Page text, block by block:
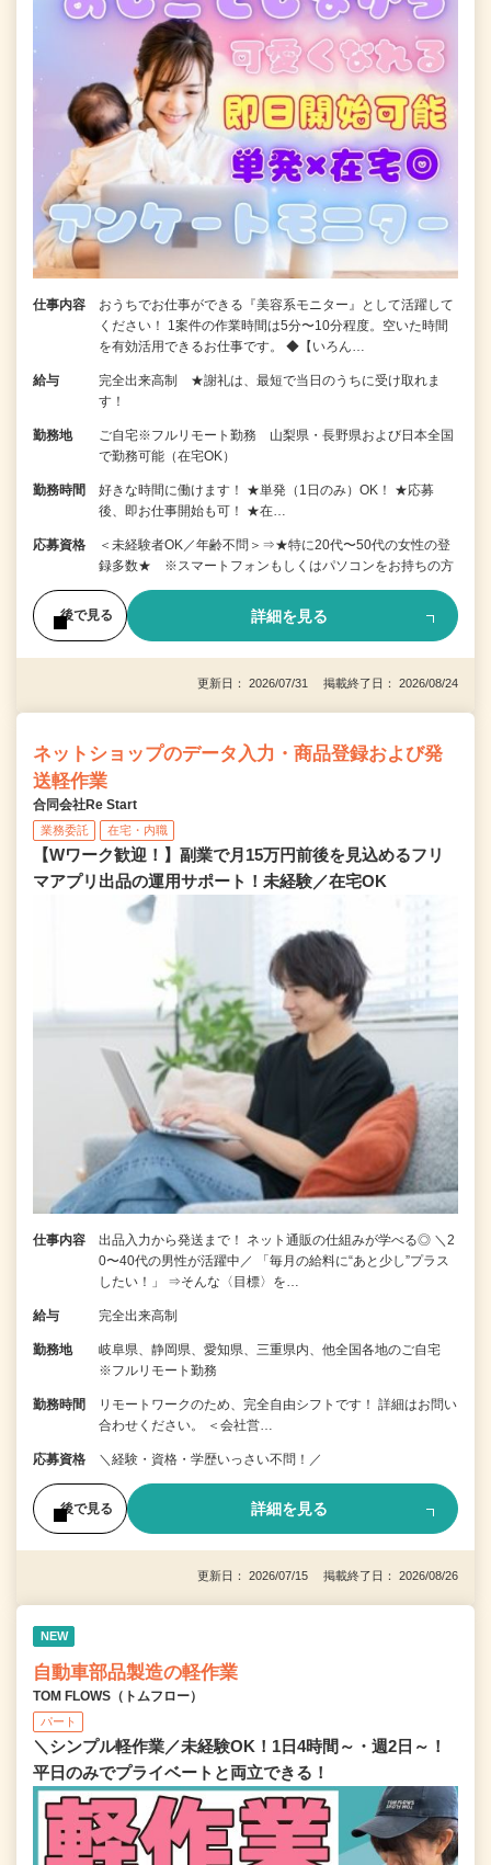
仕事内容
おうちでお仕事ができる『美容系モニター』として活躍して
ください！ 1案件の作業時間は5分〜10分程度。空いた時間
を有効活用できるお仕事です。 ◆【いろん…
給与
完全出来高制 ★謝礼は、最短で当日のうちに受け取れま
す！
勤務地
ご自宅※フルリモート勤務 山梨県・長野県および日本全国
で勤務可能（在宅OK）
勤務時間
好きな時間に働けます！ ★単発（1日のみ）OK！ ★応募
後、即お仕事開始も可！ ★在…
応募資格
＜未経験者OK／年齢不問＞⇒★特に20代〜50代の女性の登
録多数★ ※スマートフォンもしくはパソコンをお持ちの方
後で見る 詳細を見る
更新日： 2026/07/31 掲載終了日： 2026/08/24
ネットショップのデータ入力・商品登録および発
送軽作業
合同会社Re Start
業務委託 在宅・内職
【Wワーク歓迎！】副業で月15万円前後を見込めるフリ
マアプリ出品の運用サポート！未経験／在宅OK
仕事内容
出品入力から発送まで！ ネット通販の仕組みが学べる◎ ＼2
0〜40代の男性が活躍中／ 「毎月の給料に“あと少し”プラス
したい！」 ⇒そんな〈目標〉を…
給与 完全出来高制
勤務地
岐阜県、静岡県、愛知県、三重県内、他全国各地のご自宅
※フルリモート勤務
勤務時間
リモートワークのため、完全自由シフトです！ 詳細はお問い
合わせください。 ＜会社営…
応募資格 ＼経験・資格・学歴いっさい不問！／
後で見る 詳細を見る
更新日： 2026/07/15 掲載終了日： 2026/08/26
NEW
自動車部品製造の軽作業
TOM FLOWS（トムフロー）
パート
＼シンプル軽作業／未経験OK！1日4時間～・週2日～！
平日のみでプライベートと両立できる！